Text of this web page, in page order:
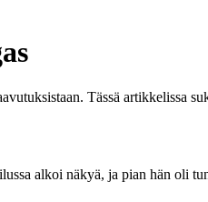
Tässä artikkelissa
alkoi näkyä, ja pian hän oli